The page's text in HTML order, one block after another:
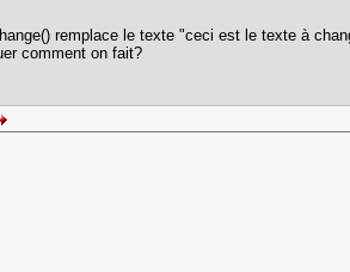
remplace le texte "ceci est le texte à
comment on fait?